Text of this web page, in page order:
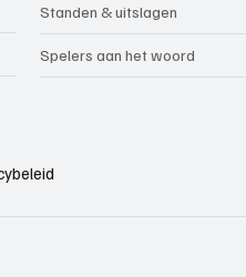
Standen & uitslagen
Spelers aan het woord